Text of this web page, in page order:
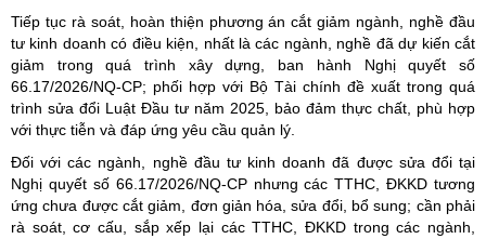
Tiếp tục rà soát, hoàn thiện phương án cắt giảm ngành, nghề đầu
tư kinh doanh có điều kiện, nhất là các ngành, nghề đã dự kiến cắt
giảm trong quá trình xây dựng, ban hành Nghị quyết số
66.17/2026/NQ-CP; phối hợp với Bộ Tài chính đề xuất trong quá
trình sửa đổi Luật Đầu tư năm 2025, bảo đảm thực chất, phù hợp
với thực tiễn và đáp ứng yêu cầu quản lý.
Đối với các ngành, nghề đầu tư kinh doanh đã được sửa đổi tại
Nghị quyết số 66.17/2026/NQ-CP nhưng các TTHC, ĐKKD tương
ứng chưa được cắt giảm, đơn giản hóa, sửa đổi, bổ sung; cần phải
rà soát, cơ cấu, sắp xếp lại các TTHC, ĐKKD trong các ngành,